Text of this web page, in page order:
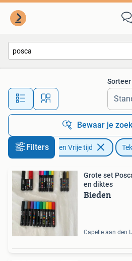
Alle afstanden…
Bewaar je
FiltersHobby en Vrije tijd
Grote set
en diktes
Bieden
Capelle aan den